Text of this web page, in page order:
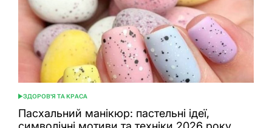
ОПУБЛІКУВАТИ
У
ЗДОРОВ'Я ТА КРАСА
Пасхальний манікюр: пастельні ідеї,